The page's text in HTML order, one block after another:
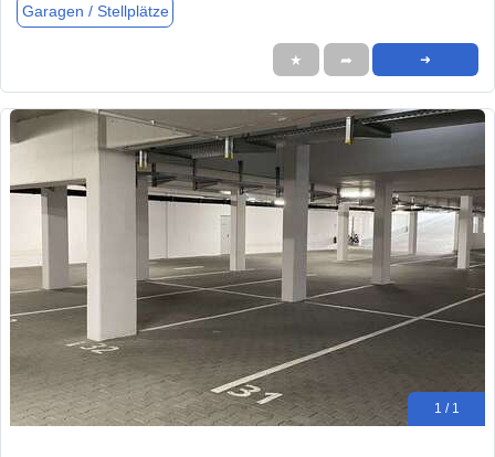
Garagen / Stellplätze
★ ➦ ➜
1 / 1